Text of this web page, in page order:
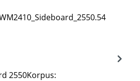
2550Korpus: